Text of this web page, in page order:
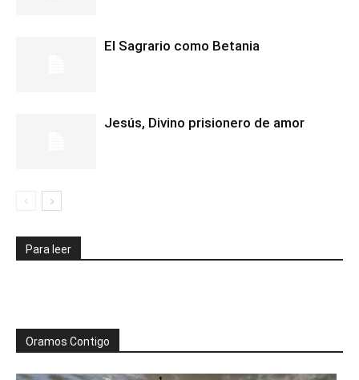
El Sagrario como Betania
Jesús, Divino prisionero de amor
Para leer
Oramos Contigo